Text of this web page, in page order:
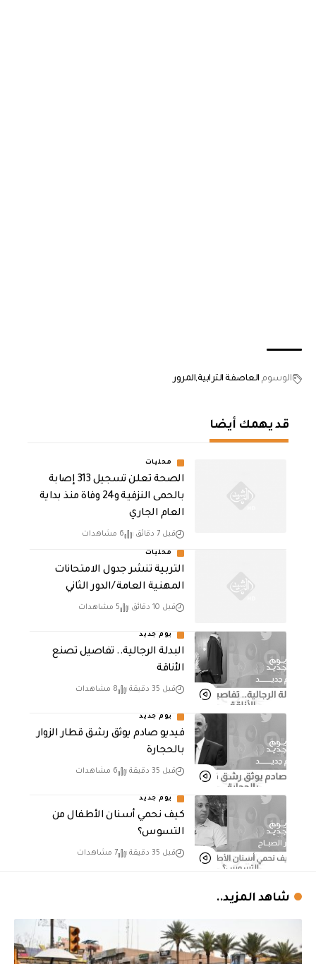
الوسوم العاصفة الترابيةالمرور
قد يهمك أيضا
محليات
الصحة تعلن تسجيل 313 إصابة
بالحمى النزفية و24 وفاة منذ بداية
العام الجاري
قبل 7 دقائق 6 مشاهدات
محليات
التربية تنشر جدول الامتحانات
المهنية العامة /الدور الثاني
قبل 10 دقائق 5 مشاهدات
يوم جديد
البدلة الرجالية.. تفاصيل تصنع
الأناقة
قبل 35 دقيقة 8 مشاهدات
يوم جديد
فيديو صادم يوثق رشق قطار الزوار
بالحجارة
قبل 35 دقيقة 6 مشاهدات
يوم جديد
كيف نحمي أسنان الأطفال من
التسوس؟
قبل 35 دقيقة 7 مشاهدات
شاهد المزيد..